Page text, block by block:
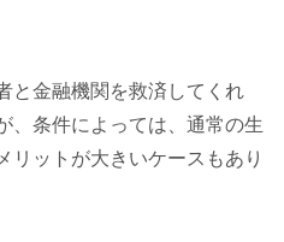
と金融機関を救済してくれ
、条件によっては、通常の生
リットが大きいケースもあり